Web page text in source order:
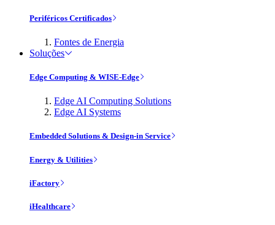
Periféricos Certificados
Fontes de Energia
Soluções
Edge Computing & WISE-Edge
Edge AI Computing Solutions
Edge AI Systems
Embedded Solutions & Design-in Service
Energy & Utilities
iFactory
iHealthcare